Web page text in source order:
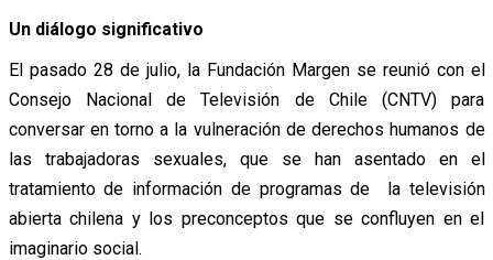
Un diálogo significativo
El pasado 28 de julio, la Fundación Margen se reunió con el
Consejo Nacional de Televisión de Chile (CNTV) para
conversar en torno a la vulneración de derechos humanos de
las trabajadoras sexuales, que se han asentado en el
tratamiento de información de programas de la televisión
abierta chilena y los preconceptos que se confluyen en el
imaginario social.